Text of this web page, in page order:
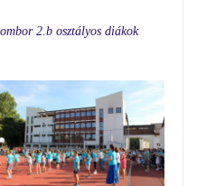
2.b osztályos diákok